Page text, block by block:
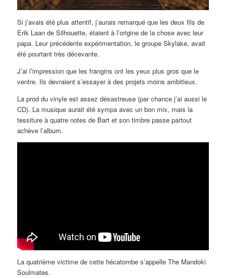
Si j’avais été plus attentif, j’aurais remarqué que les deux fils de
Erik Laan de Silhouette, étaient à l’origine de la chose avec leur
papa. Leur précédente expérimentation, le groupe Skylake, avait
été pourtant très décevante.
J’ai l’impression que les frangins ont les yeux plus gros que le
ventre. Ils devraient s’essayer à des projets moins ambitieux.
La prod du vinyle est assez désastreuse (par chance j’ai aussi le
CD). La musique aurait été sympa avec un bon mix, mais la
tessiture à quatre notes de Bart et son timbre passe partout
achève l’album.
La quatrième victime de cette hécatombe s’appelle The Mandoki
Soulmates.